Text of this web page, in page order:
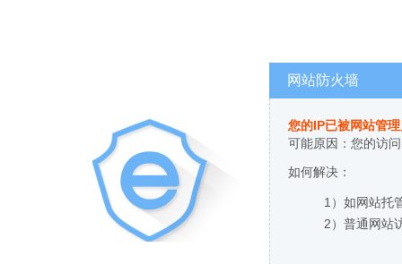
网站防火墙
您的IP已被网站管
可能原因：您的访
如何解决：
1）如网站托
2）普通网站